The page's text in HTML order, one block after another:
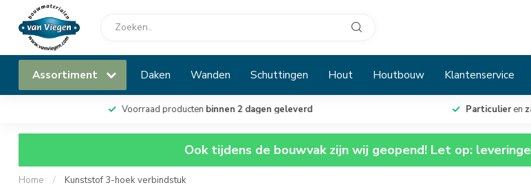
Assortiment Daken Wanden Schuttingen Hout Houtbouw Klantenservice
Voorraad producten binnen 2 dagen geleverd Particulierenzakelijk
Ook tijdens de bouwvak zijn wij geopend! Let op:
Home / Kunststof 3-hoek verbindstuk